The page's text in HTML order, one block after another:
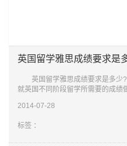
英国留学雅思成绩要求是
英国留学雅思成绩要求是多少?
就英国不同阶段留学所需要的成
学雅思成绩
2014-07-28
标签 ：